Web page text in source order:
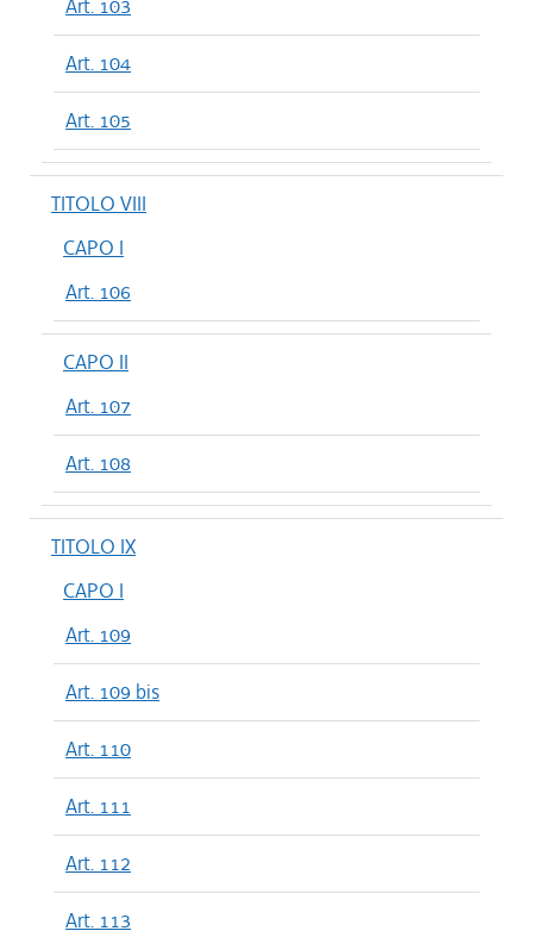
Art. 103
Art. 104
Art. 105
TITOLO VIII
CAPO I
Art. 106
CAPO II
Art. 107
Art. 108
TITOLO IX
CAPO I
Art. 109
Art. 109 bis
Art. 110
Art. 111
Art. 112
Art. 113